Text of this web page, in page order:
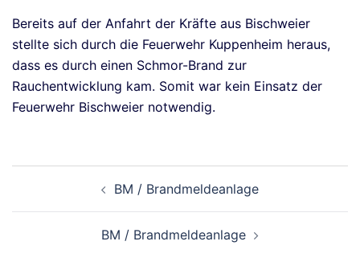
Bereits auf der Anfahrt der Kräfte aus Bischweier
stellte sich durch die Feuerwehr Kuppenheim heraus,
dass es durch einen Schmor-Brand zur
Rauchentwicklung kam. Somit war kein Einsatz der
Feuerwehr Bischweier notwendig.
BM / Brandmeldeanlage
BM / Brandmeldeanlage